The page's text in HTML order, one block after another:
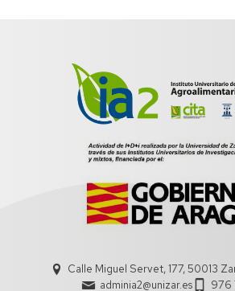
Calle Miguel Servet, 177, 50013
adminia2@unizar.es
976